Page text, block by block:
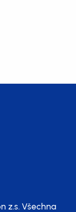
z.s.Všechna